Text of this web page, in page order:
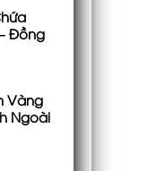
Đồng
Vàng
Ngoài